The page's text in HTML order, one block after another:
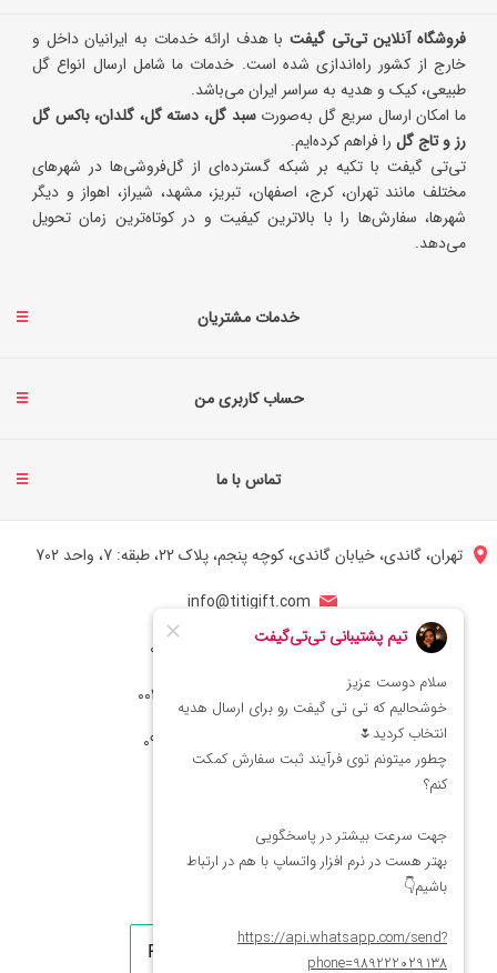
فروشگاه آنلاین تی‌تی گیفتبا هدف ارائه خدمات به ایرانیان داخل و
خارج از کشور راه‌اندازی شده است. خدمات ما شامل ارسال انواع گل
طبیعی، کیک و هدیه به سراسر ایران می‌باشد.
ما امکان ارسال سریع گل به‌صورتسبد گل، دسته گل، گلدان، باکس گل
رز و تاج گل را فراهم کرده‌ایم.
تی‌تی گیفت با تکیه بر شبکه گسترده‌ای از گل‌فروشی‌ها در شهرهای
مختلف مانند تهران، کرج، اصفهان، تبریز، مشهد، شیراز، اهواز و دیگر
شهرها، سفارش‌ها را با بالاترین کیفیت و در کوتاه‌ترین زمان تحویل
می‌دهد.
خدمات مشتریان
حساب کاربری من
تماس با ما
تهران، گاندی، خیابان گاندی، کوچه پنجم، پلاک 22، طبقه: 7، واحد 702
info@titigift.com
شماره تماس ایران: 02166066403
شماره تماس آمریکا: 0014088054942